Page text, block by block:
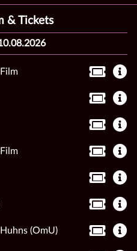
& Tickets
(OmU)